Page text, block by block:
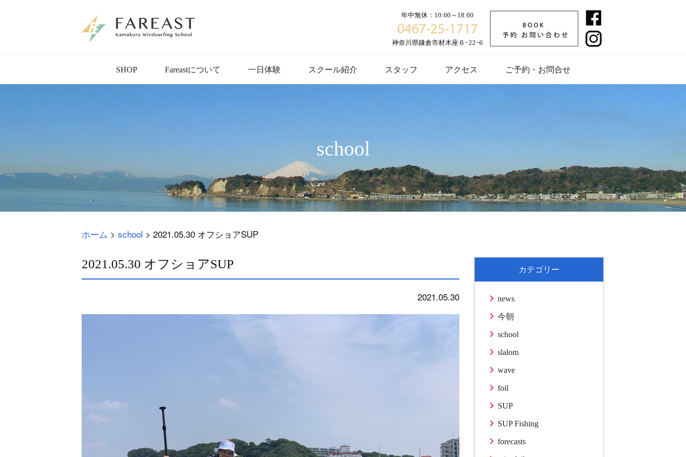
年中無休：10:00～18:00
神奈川県鎌倉市材木座６−22−6
SHOP Fareastについて 一日体験 スクール紹介 スタッフ アクセス ご予約・お問合せ
school
ホーム > school > 2021.05.30 オフショアSUP
2021.05.30 オフショアSUP
2021.05.30
カテゴリー
news
今朝
school
slalom
wave
foil
SUP
SUP Fishing
forecasts